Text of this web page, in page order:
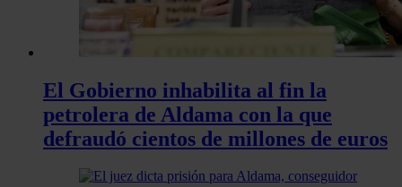
El Gobierno inhabilita al fin la
petrolera de Aldama con la que
defraudó cientos de millones de euros